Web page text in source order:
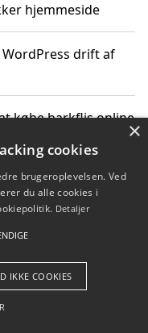
hjemmeside
drift af
købe barkflis online
i Aarhus
Aps
×
cookies
brugeroplevelsen. Ved
du alle cookies i
Detaljer
IKKE COOKIES